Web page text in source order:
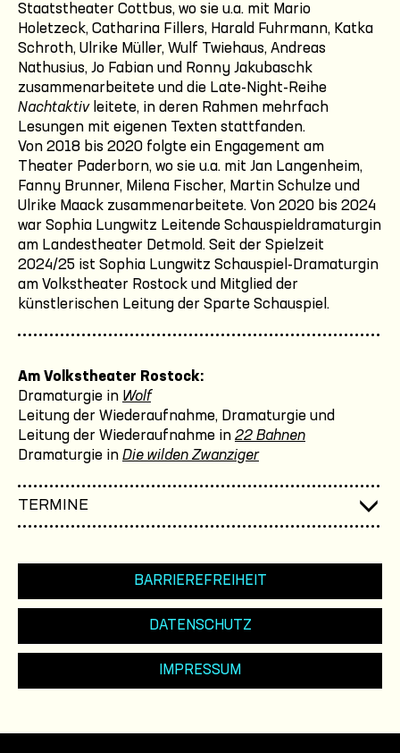
Staatstheater Cottbus, wo sie u.a. mit Mario
Holetzeck, Catharina Fillers, Harald Fuhrmann, Katka
Schroth, Ulrike Müller, Wulf Twiehaus, Andreas
Nathusius, Jo Fabian und Ronny Jakubaschk
zusammenarbeitete und die Late-Night-Reihe
Nachtaktivleitete, in deren Rahmen mehrfach
Lesungen mit eigenen Texten stattfanden.
Von 2018 bis 2020 folgte ein Engagement am
Theater Paderborn, wo sie u.a. mit Jan Langenheim,
Fanny Brunner, Milena Fischer, Martin Schulze und
Ulrike Maack zusammenarbeitete. Von 2020 bis 2024
war Sophia Lungwitz Leitende Schauspieldramaturgin
am Landestheater Detmold. Seit der Spielzeit
2024/25 ist Sophia Lungwitz Schauspiel-Dramaturgin
am Volkstheater Rostock und Mitglied der
künstlerischen Leitung der Sparte Schauspiel.
Am Volkstheater Rostock:
Dramaturgie in Wolf
Leitung der Wiederaufnahme, Dramaturgie und
Leitung der Wiederaufnahme in 22 Bahnen
Dramaturgie in Die wilden Zwanziger
TERMINE
BARRIEREFREIHEIT
DATENSCHUTZ
IMPRESSUM